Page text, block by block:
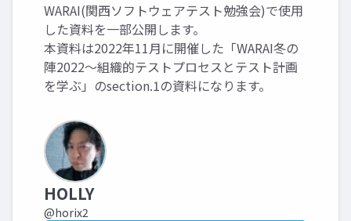
WARAI(関西ソフトウェアテスト勉強会)で使用
した資料を一部公開します。
本資料は2022年11月に開催した「WARAI冬の
陣2022～組織的テストプロセスとテスト計画
を学ぶ」のsection.1の資料になります。
HOLLY
@horix2